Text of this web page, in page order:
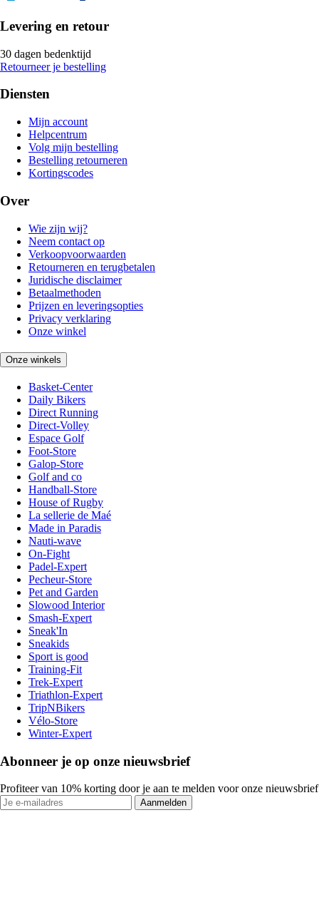
Levering en retour
30 dagen bedenktijd
Retourneer je bestelling
Diensten
Mijn account
Helpcentrum
Volg mijn bestelling
Bestelling retourneren
Kortingscodes
Over
Wie zijn wij?
Neem contact op
Verkoopvoorwaarden
Retourneren en terugbetalen
Juridische disclaimer
Betaalmethoden
Prijzen en leveringsopties
Privacy verklaring
Onze winkel
Onze winkels
Basket-Center
Daily Bikers
Direct Running
Direct-Volley
Espace Golf
Foot-Store
Galop-Store
Golf and co
Handball-Store
House of Rugby
La sellerie de Maé
Made in Paradis
Nauti-wave
On-Fight
Padel-Expert
Pecheur-Store
Pet and Garden
Slowood Interior
Smash-Expert
Sneak'In
Sneakids
Sport is good
Training-Fit
Trek-Expert
Triathlon-Expert
TripNBikers
Vélo-Store
Winter-Expert
Abonneer je op onze nieuwsbrief
Profiteer van 10% korting door je aan te melden voor onze nieuwsbrief
Aanmelden